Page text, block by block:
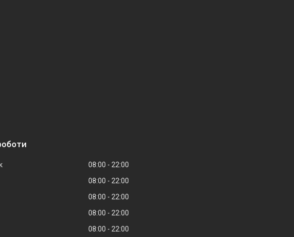
08:00
22:00
08:00
22:00
08:00
22:00
08:00
22:00
08:00 22:00